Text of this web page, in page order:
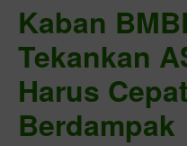
Kaban
Tekankan
Harus
Berdampak